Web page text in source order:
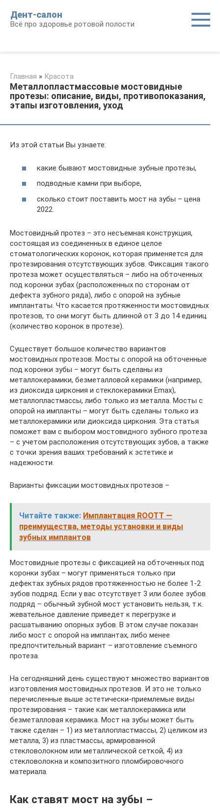
контенту
Дент-салон
Всё про здоровье ротовой полости
Главная » Красота
Металлопластмассовые мостовидные
протезы: описание, виды, противопоказания,
этапы изготовления, уход
Из этой статьи Вы узнаете:
какие бывают мостовидные зубные протезы,
подводные камни при выборе,
сколько стоит поставить мост на зубы – цена
2022.
Мостовидный протез – это несъемная конструкция,
состоящая из соединенных в единое целое
стоматологических коронок, которая применяется для
протезирования отсутствующих зубов. Фиксация такого
протеза может осуществляться – либо на обточенных
под коронки зубах (расположенных по сторонам от
дефекта зубного ряда), либо с опорой на зубные
имплантаты. Что касается протяженности мостовидных
протезов, то они могут быть длинной от 3 до 14 единиц
(количество коронок в протезе).
Существует большое количество вариантов
мостовидных протезов. Мосты с опорой на обточенные
под коронки зубы – могут быть сделаны из
металлокерамики, безметалловой керамики (например,
из диоксида циркония и стеклокерамики Emax),
металлопластмассы, либо только из металла. Мосты с
опорой на импланты – могут быть сделаны только из
металлокерамики или диоксида циркония. Эта статья
поможет вам с выбором мостовидного зубного протеза
– с учетом расположения отсутствующих зубов, а также
с точки зрения ваших требований к эстетике и
надежности.
Варианты фиксации мостовидных протезов –
Читайте также: Имплантация ROOTT —
преимущества, методы установки и виды
зубных имплантов
Мостовидные протезы с фиксацией на обточенных под
коронки зубах – могут применяться только при
дефектах зубных рядов протяженностью не более 1-2
зубов подряд. Если у вас отсутствует 3 или более зубов
подряд – обычный зубной мост установить нельзя, т.к.
жевательное давление приведет к перегрузке и
расшатыванию опорных зубов. В этом случае показан
либо мост с опорой на имплантах, либо менее
предпочтительный вариант – изготовление съемного
протеза.
На сегодняшний день существуют множество вариантов
изготовления мостовидных протезов. И это не только
перечисленные выше эстетически-приемлемые виды
протезирования – такие как металлокерамика или
безметалловая керамика. Мост на зубы может быть
также сделан – 1) из металлопластмассы, 2) целиком из
металла, 3) из пластмассы, армированной
стекловолокном или металлической сеткой, 4) из
стекловолокна и композитного пломбировочного
материала.
Как ставят мост на зубы –